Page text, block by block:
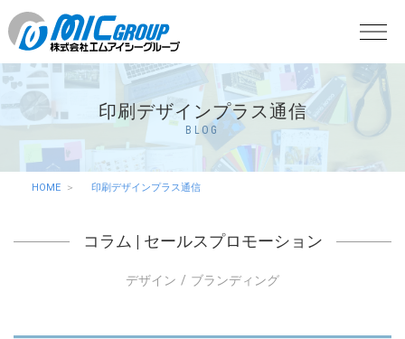
印刷デザインプラス通信
BLOG
HOME 印刷デザインプラス通信
コラム | セールスプロモーション
デザイン ブランディング